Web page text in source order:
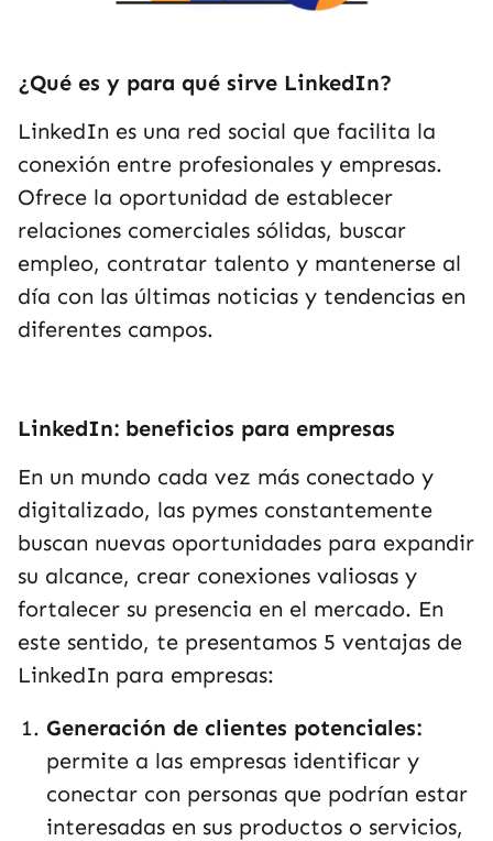
¿Qué es y para qué sirve LinkedIn?
LinkedIn es una red social que facilita la
conexión entre profesionales y empresas.
Ofrece la oportunidad de establecer
relaciones comerciales sólidas, buscar
empleo, contratar talento y mantenerse al
día con las últimas noticias y tendencias en
diferentes campos.
LinkedIn: beneficios para empresas
En un mundo cada vez más conectado y
digitalizado, las pymes constantemente
buscan nuevas oportunidades para expandir
su alcance, crear conexiones valiosas y
fortalecer su presencia en el mercado. En
este sentido, te presentamos 5 ventajas de
LinkedIn para empresas:
Generación de clientes potenciales:
permite a las empresas identificar y
conectar con personas que podrían estar
interesadas en sus productos o servicios,